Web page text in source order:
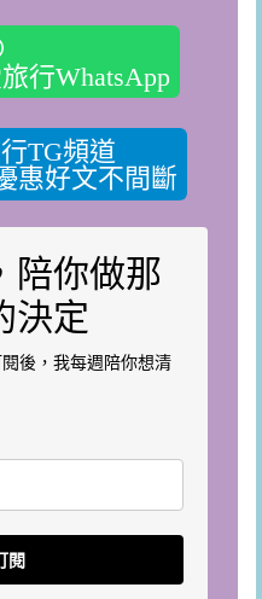
行WhatsApp
TG頻道
惠好文不間斷
陪你做那
決定
後，我每週陪你想清
閱